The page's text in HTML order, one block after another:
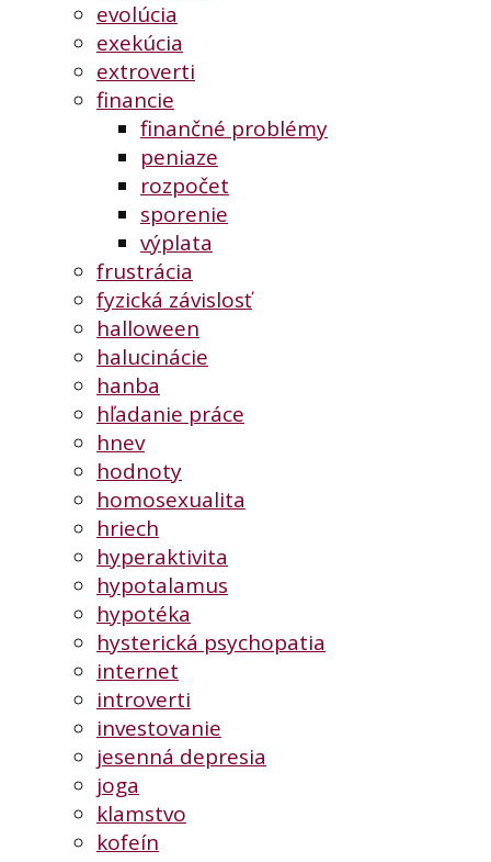
evolúcia
exekúcia
extroverti
financie
finančné problémy
peniaze
rozpočet
sporenie
výplata
frustrácia
fyzická závislosť
halloween
halucinácie
hanba
hľadanie práce
hnev
hodnoty
homosexualita
hriech
hyperaktivita
hypotalamus
hypotéka
hysterická psychopatia
internet
introverti
investovanie
jesenná depresia
joga
klamstvo
kofeín